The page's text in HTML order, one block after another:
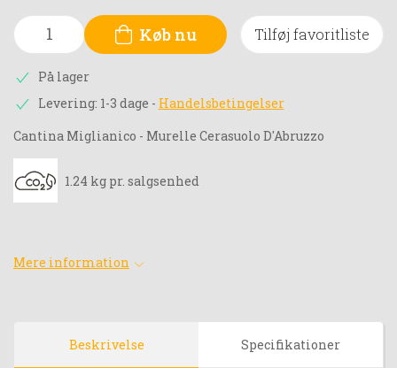
Køb nu Tilføj favoritliste
På lager
Levering: 1-3 dage - Handelsbetingelser
Cantina Miglianico - Murelle Cerasuolo D'Abruzzo
1.24 kg pr. salgsenhed
Mere information
Beskrivelse Specifikationer